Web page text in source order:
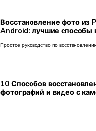
Восстановление фото из
Android: лучшие способы
Простое руководство по
10 Способов
фотографий и видео с